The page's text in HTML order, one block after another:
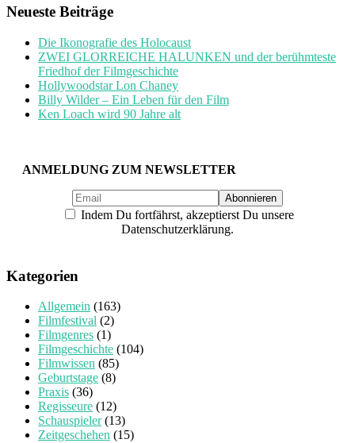
Neueste Beiträge
Die Ikonografie des Holocaust
ZWEI GLORREICHE HALUNKEN und der berühmteste
Friedhof der Filmgeschichte
Hollywoodstar Lon Chaney
Billy Wilder – Ein Leben für den Film
Ken Loach wird 90 Jahre alt
ANMELDUNG ZUM NEWSLETTER
Indem Du fortfährst, akzeptierst Du unsere
Datenschutzerklärung.
Kategorien
Allgemein (163)
Filmfestival (2)
Filmgenres (1)
Filmgeschichte (104)
Filmwissen (85)
Geburtstage (8)
Praxis (36)
Regisseure (12)
Schauspieler(13)
Zeitgeschehen (15)